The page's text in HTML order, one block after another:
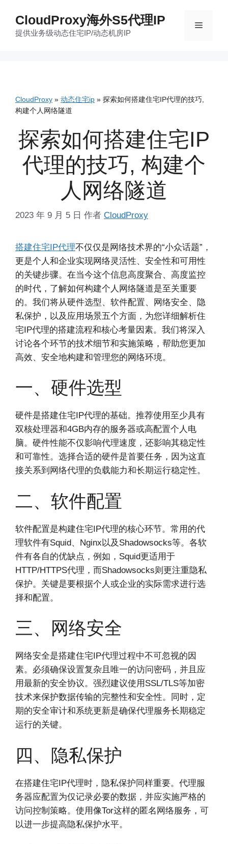
CloudProxy海外S5代理IP
提供业务级动态住宅IP/动态机房IP
菜
CloudProxy » 动态住宅ip » 探索如何搭建住宅IP代理的技巧,
构建个人网络隧道
探索如何搭建住宅IP
代理的技巧, 构建个
人网络隧道
2023 年 9 月 5 日 作者 CloudProxy
搭建住宅IP代理不仅仅是网络技术界的“小众话题”，
更是个人和企业实现网络灵活性、安全性和可用性
的关键步骤。在当今这个信息高度聚合、高度监控
的时代，了解如何构建个人网络隧道是至关重要
的。我们将从硬件选型、软件配置、网络安全、隐
私保护，以及应用场景五个方面，为您详细解析住
宅IP代理的搭建流程和核心考量因素。我们将深入
讨论各个环节的技术细节和实施策略，帮助您更加
高效、安全地构建和管理您的网络环境。
一、硬件选型
硬件是搭建住宅IP代理的基础。推荐使用至少具有
双核处理器和4GB内存的服务器或高配置个人电
脑。硬件性能不仅影响代理速度，还影响其稳定性
和可靠性。选择合适的硬件是首要任务，因为这直
接关系到网络代理的负载能力和长期运行稳定性。
二、软件配置
软件配置是构建住宅IP代理的核心环节。常用的代
理软件有Squid、Nginx以及Shadowsocks等。各软
件有各自的优缺点，例如，Squid更适用于
HTTP/HTTPS代理，而Shadowsocks则更注重隐私
保护。关键是要根据个人或企业的实际需求进行选
择和配置。
三、网络安全
网络安全是搭建住宅IP代理过程中不可忽视的因
素。必须确保设置复杂且唯一的访问密码，并且应
用最新的安全协议。强烈建议使用SSL/TLS等加密
技术来保护数据传输的完整性和安全性。同时，定
期的安全审计和系统更新是确保代理服务长期稳定
运行的关键。
四、隐私保护
在搭建住宅IP代理时，隐私保护同样重要。代理服
务器应配置为仅记录必要的数据，并应实施严格的
访问控制策略。使用像Tor这样的匿名网络服务，可
以进一步提高隐私保护水平。